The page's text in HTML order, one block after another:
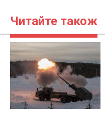
Читайте також